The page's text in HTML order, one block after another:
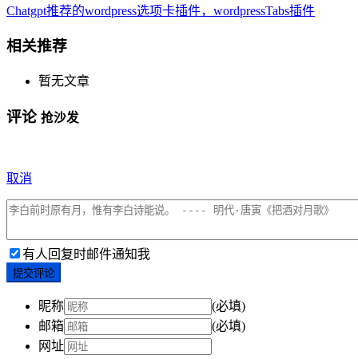
Chatgpt推荐的wordpress选项卡插件，wordpressTabs插件
相关推荐
暂无文章
评论 抢沙发
取消
有人回复时邮件通知我
提交评论
昵称
(必填)
邮箱
(必填)
网址